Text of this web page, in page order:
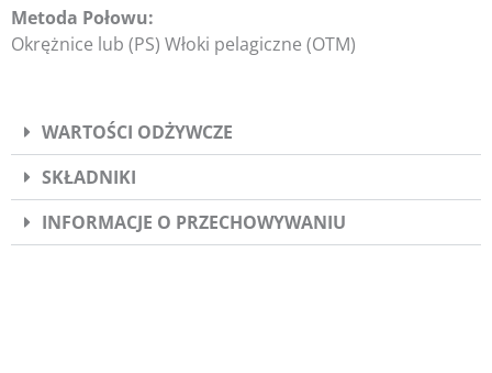
Metoda Połowu:
Okrężnice lub (PS) Włoki pelagiczne (OTM)
WARTOŚCI ODŻYWCZE
SKŁADNIKI
INFORMACJE O PRZECHOWYWANIU